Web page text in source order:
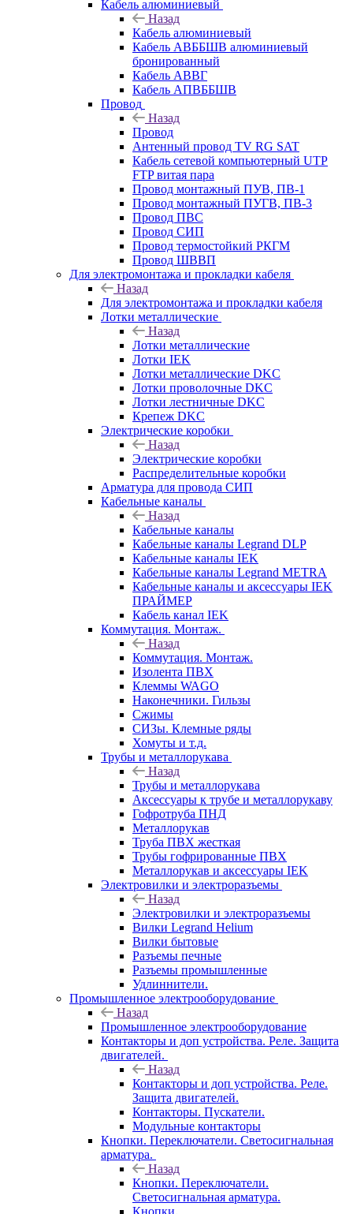
Кабель алюминиевый
Назад
Кабель алюминиевый
Кабель АВББШВ алюминиевый
бронированный
Кабель АВВГ
Кабель АПВББШВ
Провод
Назад
Провод
Антенный провод TV RG SAT
Кабель сетевой компьютерный UTP
FTP витая пара
Провод монтажный ПУВ, ПВ-1
Провод монтажный ПУГВ, ПВ-3
Провод ПВС
Провод СИП
Провод термостойкий РКГМ
Провод ШВВП
Для электромонтажа и прокладки кабеля
Назад
Для электромонтажа и прокладки кабеля
Лотки металлические
Назад
Лотки металлические
Лотки IEK
Лотки металлические DKC
Лотки проволочные DKC
Лотки лестничные DKC
Крепеж DKC
Электрические коробки
Назад
Электрические коробки
Распределительные коробки
Арматура для провода СИП
Кабельные каналы
Назад
Кабельные каналы
Кабельные каналы Legrand DLP
Кабельные каналы IEK
Кабельные каналы Legrand METRA
Кабельные каналы и аксессуары IEK
ПРАЙМЕР
Кабель канал IEK
Коммутация. Монтаж.
Назад
Коммутация. Монтаж.
Изолента ПВХ
Клеммы WAGO
Наконечники. Гильзы
Сжимы
СИЗы. Клемные ряды
Хомуты и т.д.
Трубы и металлорукава
Назад
Трубы и металлорукава
Аксессуары к трубе и металлорукаву
Гофротруба ПНД
Металлорукав
Труба ПВХ жесткая
Трубы гофрированные ПВХ
Металлорукав и аксессуары IEK
Электровилки и электроразъемы
Назад
Электровилки и электроразъемы
Вилки Legrand Helium
Вилки бытовые
Разъемы печные
Разъемы промышленные
Удлиннители.
Промышленное электрооборудование
Назад
Промышленное электрооборудование
Контакторы и доп устройства. Реле. Защита
двигателей.
Назад
Контакторы и доп устройства. Реле.
Защита двигателей.
Контакторы. Пускатели.
Модульные контакторы
Кнопки. Переключатели. Светосигнальная
арматура.
Назад
Кнопки. Переключатели.
Светосигнальная арматура.
Кнопки.